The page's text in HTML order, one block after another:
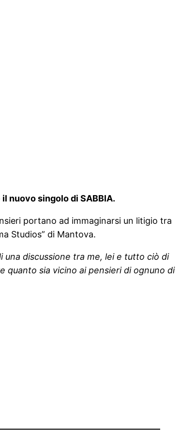
nuovo singolo di SABBIA.
portano ad immaginarsi un litigio tra
Studios” di Mantova.
una discussione tra me, lei e tutto ciò di
quanto sia vicino ai pensieri di ognuno di